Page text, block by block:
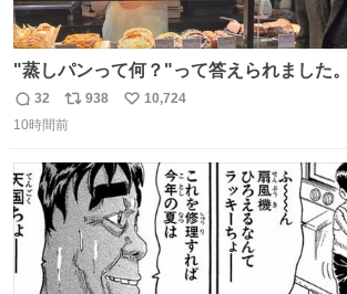
"蒸しパンって何？"って答えられました。 今回パリに蒸し
パンがなかった。😭😢
返
信
32
リ
ポ
ト
数
938
い
数
10,724
10時間前